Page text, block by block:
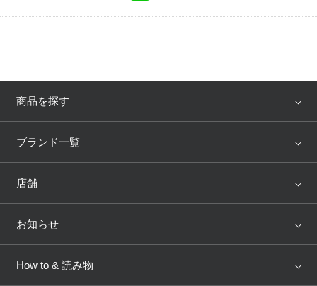
商品を探す
アイテム
トピックス
ブランド一覧
WACOAL
AMPHI une nana cool
店舗
店舗を探す
お知らせ
新着情報
How to & 読み物